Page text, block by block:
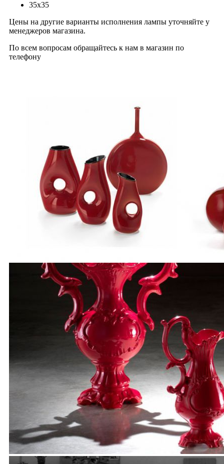
35х35
Цены на другие варианты исполнения лампы уточняйте у
менеджеров магазина.
По всем вопросам обращайтесь к нам в магазин по
телефону